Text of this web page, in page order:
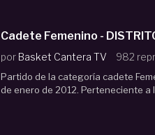
por Basket Cantera TV 982
Partido de la categoría cadete
de enero de 2012. Perteneciente a